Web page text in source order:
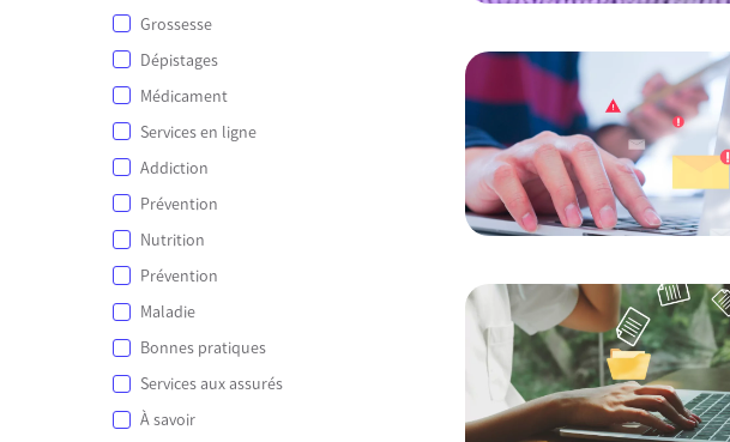
Grossesse
Dépistages
Médicament
Services en ligne
Addiction
Prévention
Nutrition
Prévention
Maladie
Bonnes pratiques
Services aux assurés
À savoir